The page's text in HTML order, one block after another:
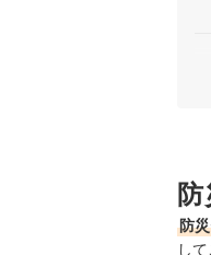
お
防
し